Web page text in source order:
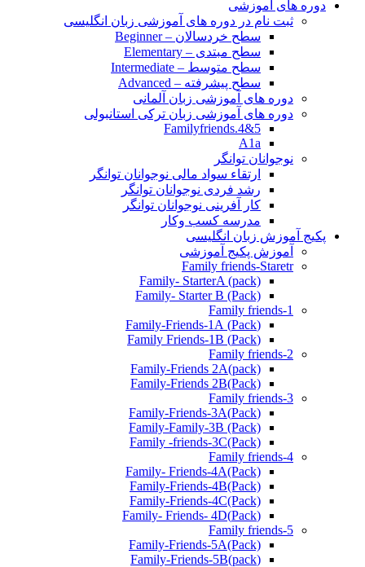
دوره های آموزشی
ثبت نام در دوره های آموزشی زبان انگلیسی
سطح خردسالان – Beginner
سطح مبتدی – Elementary
سطح متوسط – Intermediate
سطح پیشرفته – Advanced
دوره های آموزشی زبان آلمانی
دوره های آموزشی زبان ترکی استانبولی
Familyfriends.4&5
A1a
نوجوانان توانگر
ارتقاء سواد مالی نوجوانان توانگر
رشد فردی نوجوانان توانگر
کار آفرینی نوجوانان توانگر
مدرسه کسب وکار
پکیج آموزش زبان انگلیسی
آموزش پکیج آموزشی
Family friends-Staretr
Family- StarterA (pack)
Family- Starter B (Pack)
Family friends-1
(Pack) Family-Friends-1A
(Pack) Family Friends-1B
Family friends-2
Family-Friends 2A(pack)
Family-Friends 2B(Pack)
Family friends-3
(Pack)Family-Friends-3A
Family-Family-3B (Pack)
Family -friends-3C(Pack)
Family friends-4
Family- Friends-4A(Pack)
Family-Friends-4B(Pack)
Family-Friends-4C(Pack)
(Pack)Family- Friends- 4D
Family friends-5
Family-Friends-5A(Pack)
(pack)Family-Friends-5B